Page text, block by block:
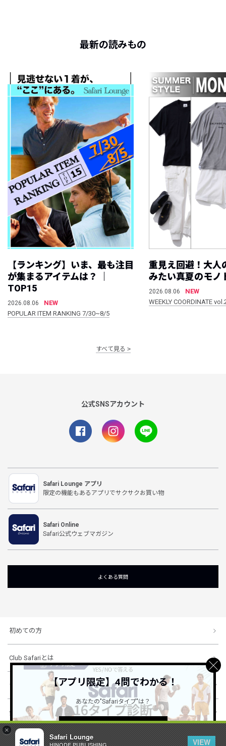
×
Safari Lounge
VIEW
最新の読みもの
【ランキング】いま、最も注目
が集まるアイテムは？ ｜
TOP15
2026.08.06
NEW
POPULAR ITEM RANKING 7/30~8/5
重見え回避！大人
みたい真夏のモノ
2026.08.06
NEW
WEEKLY COORDINATE
すべて見る
公式SNSアカウント
Safari Lounge アプリ
限定の機能もあるアプリでサクサクお買い物
Safari Online
Safari公式ウェブマガジン
よくある質問
初めての方
Club Safariとは
ショッピングガイド
会社概要・規約
【アプリ限定】4問でわかる！
あなたの"Safariタイプ"は？
詳しくはこちら ＞